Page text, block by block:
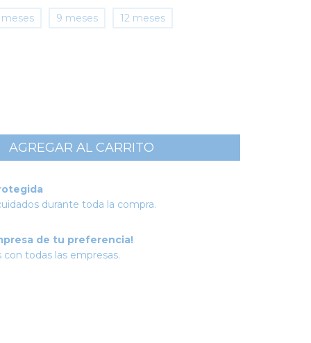
meses 9 meses 12 meses
durante toda la compra.
de tu preferencia!
con todas las empresas.